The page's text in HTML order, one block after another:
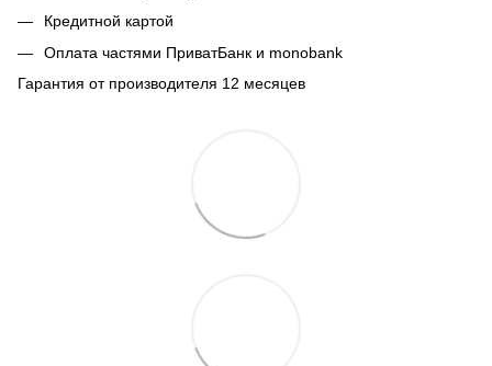
Кредитной картой
Оплата частями ПриватБанк и monobank
Гарантия от производителя 12 месяцев